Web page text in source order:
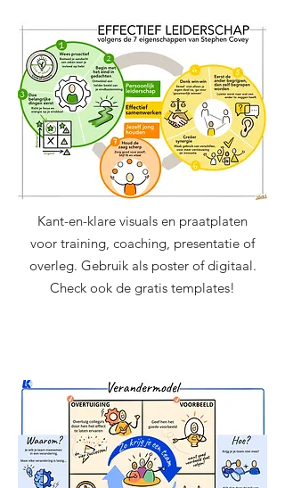
Kant-en-klare visuals en praatplaten
voor training, coaching, presentatie of
overleg. Gebruik als poster of digitaal.
Check ook de gratis templates!